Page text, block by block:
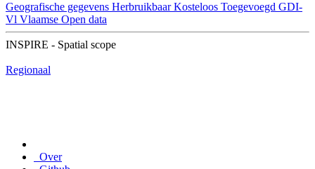
Geografische gegevens Herbruikbaar Kosteloos Toegevoegd GDI-
Vl Vlaamse Open data
INSPIRE - Spatial scope
Regionaal
Over